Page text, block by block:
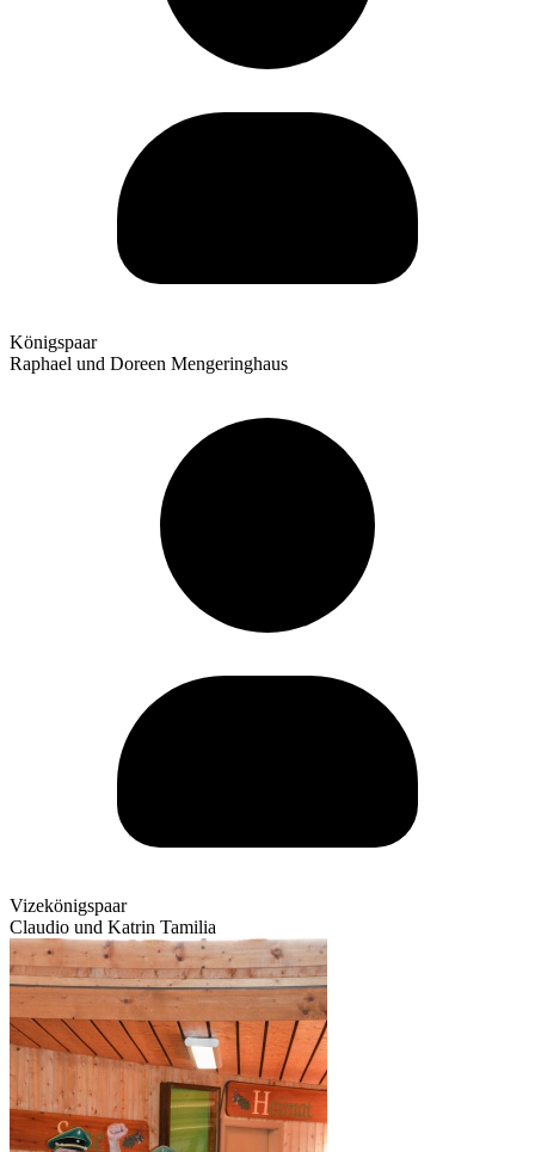
Königspaar
Raphael und Doreen Mengeringhaus
Vizekönigspaar
Claudio und Katrin Tamilia